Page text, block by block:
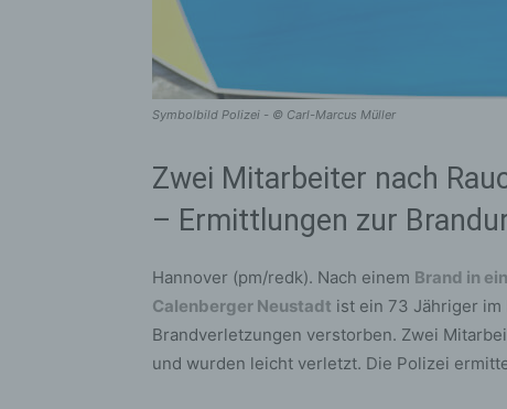
Symbolbild Polizei - © Carl-Marcus Müller
Zwei Mitarbeiter nach
– Ermittlungen zur
Hannover (pm/redk). Nach einem Brand in
Calenberger Neustadt ist ein 73 Jähriger im
Brandverletzungen verstorben. Zwei
und wurden leicht verletzt. Die Polizei